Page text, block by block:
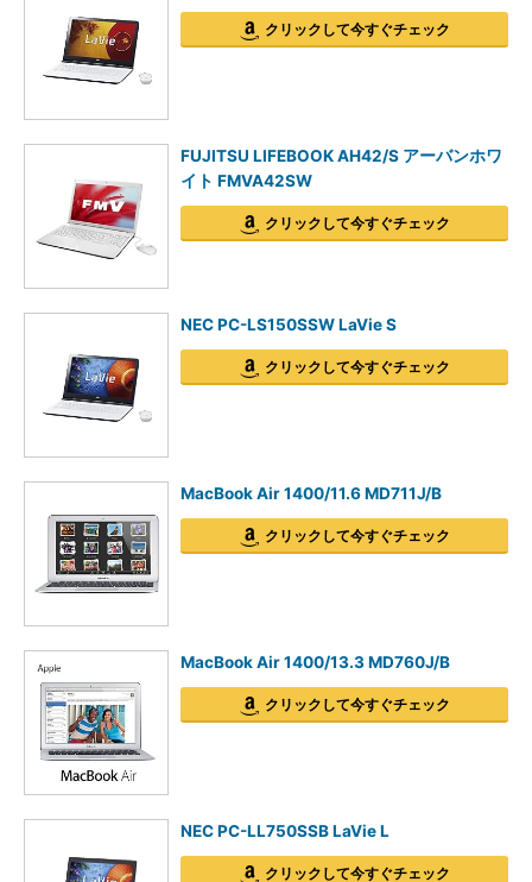
クリックして今すぐチェック
FUJITSU LIFEBOOK AH42/S アーバンホワ
イト FMVA42SW
クリックして今すぐチェック
NEC PC-LS150SSW LaVie S
クリックして今すぐチェック
MacBook Air 1400/11.6 MD711J/B
クリックして今すぐチェック
MacBook Air 1400/13.3 MD760J/B
クリックして今すぐチェック
NEC PC-LL750SSB LaVie L
クリックして今すぐチェック